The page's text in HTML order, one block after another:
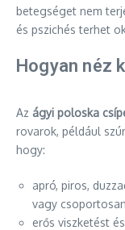
betegséget nem
és pszichés terhet
Hogyan néz
Az ágyi poloska
rovarok, például
hogy:
apró, piros,
vagy
erős viszketést